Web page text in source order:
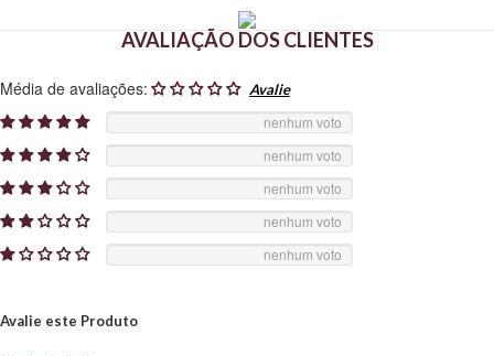
AVALIAÇÃO DOS CLIENTES
Média de avaliações:
nenhum voto
nenhum voto
nenhum voto
nenhum voto
nenhum voto
Avalie este Produto